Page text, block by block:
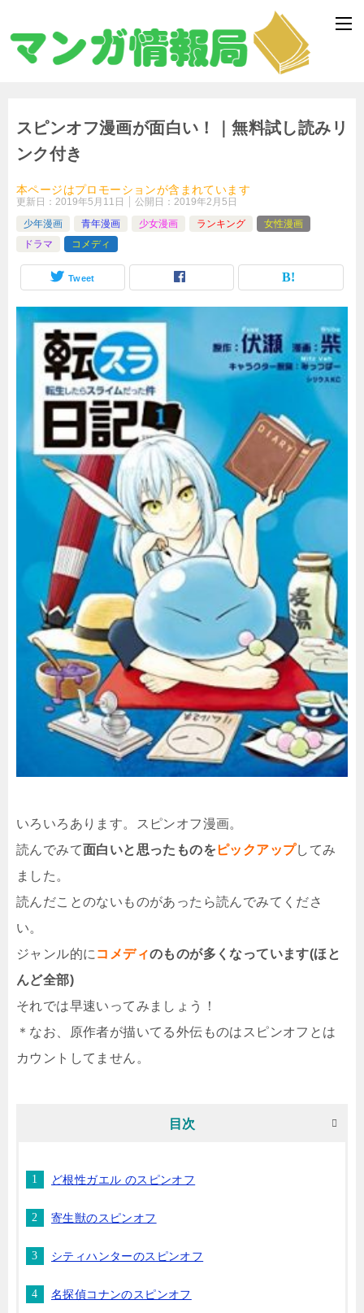
スピンオフ漫画が面白い！｜無料試し読みリ
ンク付き
本ページはプロモーションが含まれています
更新日： 2019年5月11日 公開日： 2019年2月5日
少年漫画
青年漫画 少女漫画 ランキング
女性漫画
ドラマ
コメディ
Tweet
いろいろあります。スピンオフ漫画。
読んでみて面白いと思ったものを ピックアップしてみ
ました。
読んだことのないものがあったら読んでみてくださ
い。
ジャンル的に コメディのものが多くなっています(ほと
んど全部)
それでは早速いってみましょう！
＊なお、原作者が描いてる外伝ものはスピンオフとは
カウントしてません。
目次
ど根性ガエル のスピンオフ
寄生獣のスピンオフ
シティハンターのスピンオフ
名探偵コナンのスピンオフ